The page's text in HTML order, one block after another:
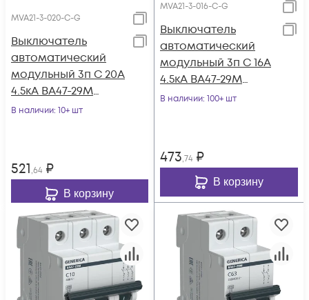
MVA21-3-020-C-G
Выключатель
автоматический
модульный 3п C 20А
4.5кА ВА47-29М
GENERICA MVA21-3-
В наличии: 10+ шт
521,64 ₽
В корзину
MVA21-3-016-C-G
Выключатель
автоматический
модульный 3п C 16А
4.5кА ВА47-29М
GENERICA MVA21-3-
В наличии: 100+ шт
473,74 ₽
В корзину